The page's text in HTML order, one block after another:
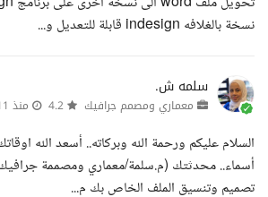
نسخة بالغلافه indesign قابلة للتعديل و...
سلمه ش.
معماري ومصمم جرافيك منذ 11 شهرا
السلام عليكم ورحمة الله وبركاته.. أسعد الله
أسماء.. محدثتك (م.سلمة/معماري ومصممة
تصميم وتنسيق الملف الخاص بك م...